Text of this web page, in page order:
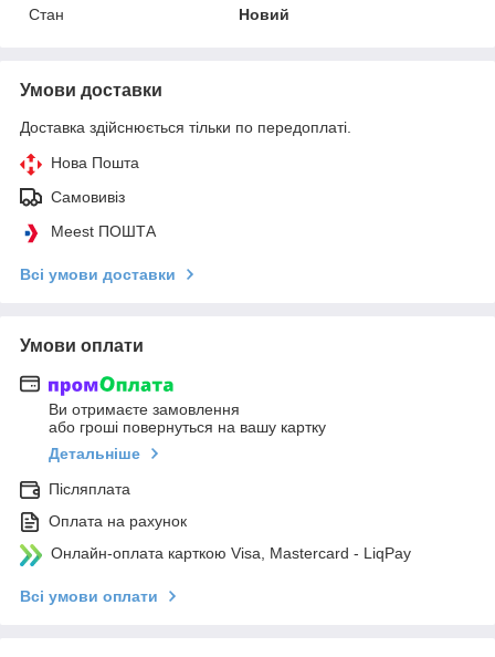
Стан
Новий
Умови доставки
Доставка здійснюється тільки по передоплаті.
Нова Пошта
Самовивіз
Meest ПОШТА
Всі умови доставки
Умови оплати
Ви отримаєте замовлення
або гроші повернуться на вашу картку
Детальніше
Післяплата
Оплата на рахунок
Онлайн-оплата карткою Visa, Mastercard - LiqPay
Всі умови оплати